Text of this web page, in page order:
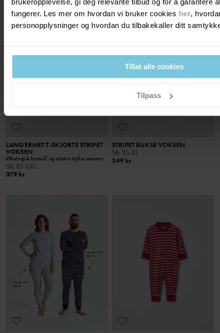
brukeropplevelse, gi deg relevante tilbud og for å garantere
fungerer. Les mer om hvordan vi bruker cookies her,
personopplysninger og hvordan du tilbakekaller ditt
Tillat alle cookies
Tilpass
LANGERMET T-SKJORTE STRIPET
VOKSEN
Økologisk bomull og ekstra myke sømmer
Stl: XS-XXL
379 kr
STRIPET BUKSE VOKSEN
Stl: XS-XL
349 kr